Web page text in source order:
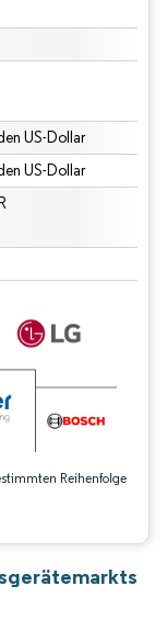
US-Dollar
US-Dollar
Reihenfolge
Namensnennung